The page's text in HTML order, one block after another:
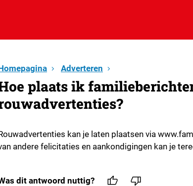
Adverteren
plaats ik
kan je laten plaatsen via
andere felicitaties en aankondigingen kan je
dit antwoord nuttig?